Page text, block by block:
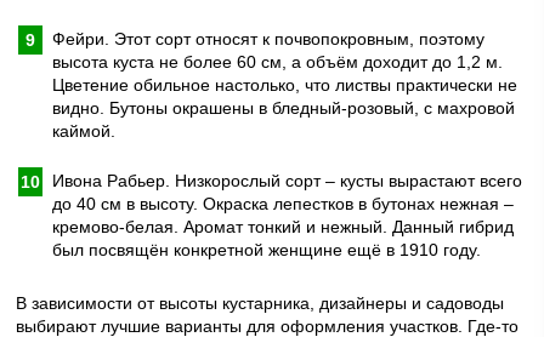
Фейри. Этот сорт относят к почвопокровным, поэтому
высота куста не более 60 см, а объём доходит до 1,2 м.
Цветение обильное настолько, что листвы практически не
видно. Бутоны окрашены в бледный-розовый, с махровой
каймой.
Ивона Рабьер. Низкорослый сорт – кусты вырастают всего
до 40 см в высоту. Окраска лепестков в бутонах нежная –
кремово-белая. Аромат тонкий и нежный. Данный гибрид
был посвящён конкретной женщине ещё в 1910 году.
В зависимости от высоты кустарника, дизайнеры и садоводы
выбирают лучшие варианты для оформления участков. Где-то